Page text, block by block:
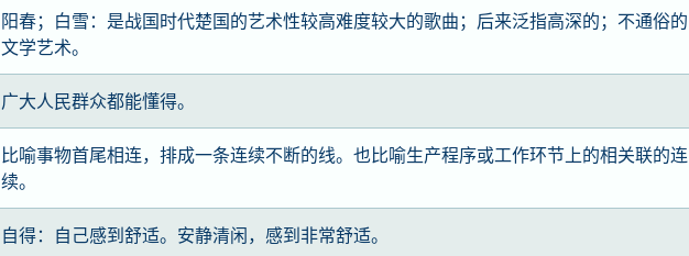
阳春；白雪：是战国时代楚国的艺术性较高难度较大的歌曲；后来泛指高深的；不通俗的
文学艺术。
广大人民群众都能懂得。
比喻事物首尾相连，排成一条连续不断的线。也比喻生产程序或工作环节上的相关联的连
续。
自得：自己感到舒适。安静清闲，感到非常舒适。